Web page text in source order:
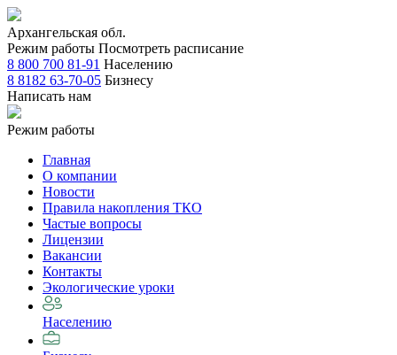
Архангельская обл.
Режим работы Посмотреть расписание
8 800 700 81-91 Населению
8 8182 63-70-05 Бизнесу
Написать нам
Режим работы
Главная
О компании
Новости
Правила накопления ТКО
Частые вопросы
Лицензии
Вакансии
Контакты
Экологические уроки
Населению